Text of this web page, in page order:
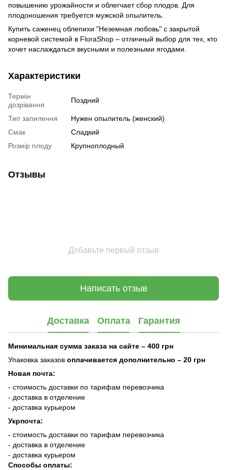
повышению урожайности и облегчает сбор плодов. Для
плодоношения требуется мужской опылитель.
Купить саженец облепихи "Неземная любовь" с закрытой
корневой системой в FloraShop – отличный выбор для тех, кто
хочет наслаждаться вкусными и полезными ягодами.
Характеристики
Термін
дозрівання
Поздний
Тип запилення
Нужен опылитель (женский)
Смак
Сладкий
Розмір плоду
Крупноплодный
Отзывы
Добавьте первый отзыв
Написать отзыв
Доставка Оплата Гарантия
Минимальная сумма заказа на сайте – 400 грн
Упаковка заказов оплачивается дополнительно – 20 грн
Новая почта:
- стоимость доставки по тарифам перевозчика
- доставка в отделение
- доставка курьером
Укрпочта:
- стоимость доставки по тарифам перевозчика
- доставка в отделение
- доставка курьером
Способы оплаты: